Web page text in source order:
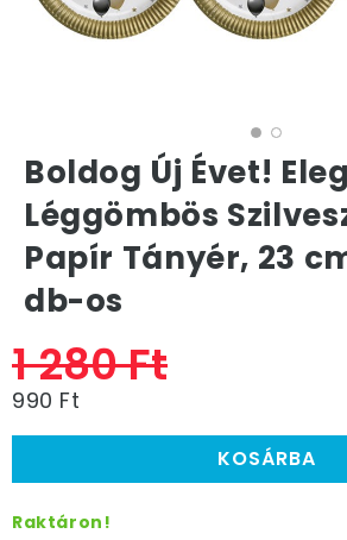
Boldog Új Évet!
Léggömbös
Papír Tányér, 23
db-os
1 280 Ft
990 Ft
KOSÁRBA
Raktáron!